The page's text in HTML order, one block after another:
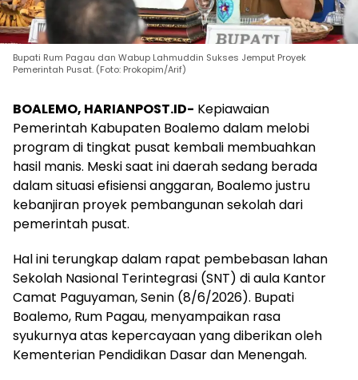
Bupati Rum Pagau dan Wabup Lahmuddin Sukses Jemput Proyek
Pemerintah Pusat. (Foto: Prokopim/Arif)
BOALEMO, HARIANPOST.ID- Kepiawaian
Pemerintah Kabupaten Boalemo dalam melobi
program di tingkat pusat kembali membuahkan
hasil manis. Meski saat ini daerah sedang berada
dalam situasi efisiensi anggaran, Boalemo justru
kebanjiran proyek pembangunan sekolah dari
pemerintah pusat.
​Hal ini terungkap dalam rapat pembebasan lahan
Sekolah Nasional Terintegrasi (SNT) di aula Kantor
Camat Paguyaman, Senin (8/6/2026). Bupati
Boalemo, Rum Pagau, menyampaikan rasa
syukurnya atas kepercayaan yang diberikan oleh
Kementerian Pendidikan Dasar dan Menengah.